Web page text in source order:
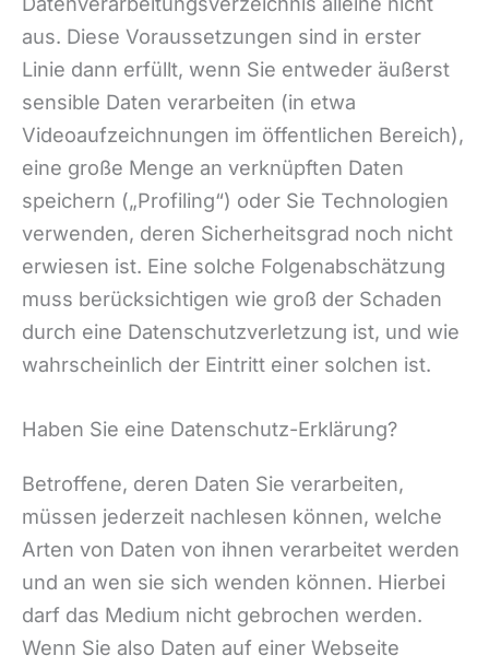
aus. Diese Voraussetzungen sind in erster
Linie dann erfüllt, wenn Sie entweder äußerst
sensible Daten verarbeiten (in etwa
Videoaufzeichnungen im öffentlichen Bereich),
eine große Menge an verknüpften Daten
speichern („Profiling“) oder Sie Technologien
verwenden, deren Sicherheitsgrad noch nicht
erwiesen ist. Eine solche Folgenabschätzung
muss berücksichtigen wie groß der Schaden
durch eine Datenschutzverletzung ist, und wie
wahrscheinlich der Eintritt einer solchen ist.
Haben Sie eine Datenschutz-Erklärung?
Betroffene, deren Daten Sie verarbeiten,
müssen jederzeit nachlesen können, welche
Arten von Daten von ihnen verarbeitet werden
und an wen sie sich wenden können. Hierbei
darf das Medium nicht gebrochen werden.
Wenn Sie also Daten auf einer Webseite